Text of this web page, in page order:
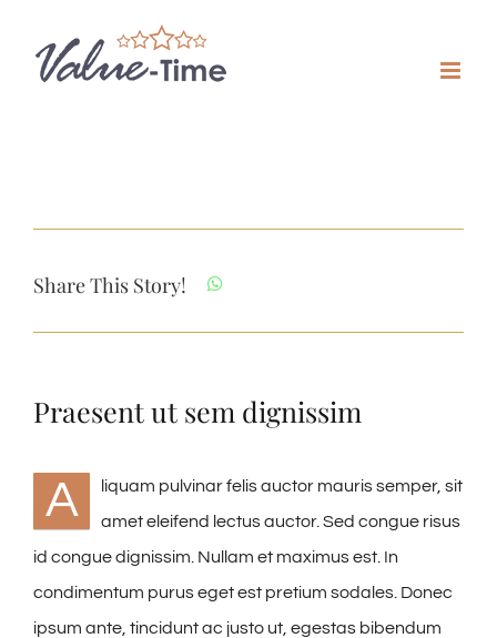
Inhalt
springen
Share This Story!
Praesent ut sem dignissim
A
liquam pulvinar felis auctor mauris semper, sit
amet eleifend lectus auctor. Sed congue risus
id congue dignissim. Nullam et maximus est. In
condimentum purus eget est pretium sodales. Donec
ipsum ante, tincidunt ac justo ut, egestas bibendum